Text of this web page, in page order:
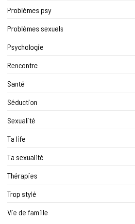
Problèmes psy
Problèmes sexuels
Psychologie
Rencontre
Santé
Séduction
Sexualité
Ta life
Ta sexualité
Thérapies
Trop stylé
Vie de famille